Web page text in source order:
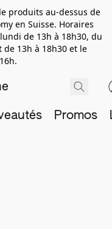
produits au-dessus de
en Suisse. Horaires
de 13h à 18h30, du
13h à 18h30 et le
Promos